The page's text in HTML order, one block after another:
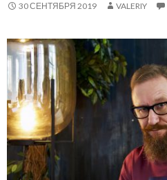
30 СЕНТЯБРЯ 2019 VALERIY